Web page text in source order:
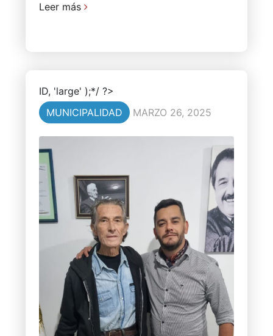
Leer más
ID, 'large' );*/ ?>
MUNICIPALIDAD
MARZO 26, 2025